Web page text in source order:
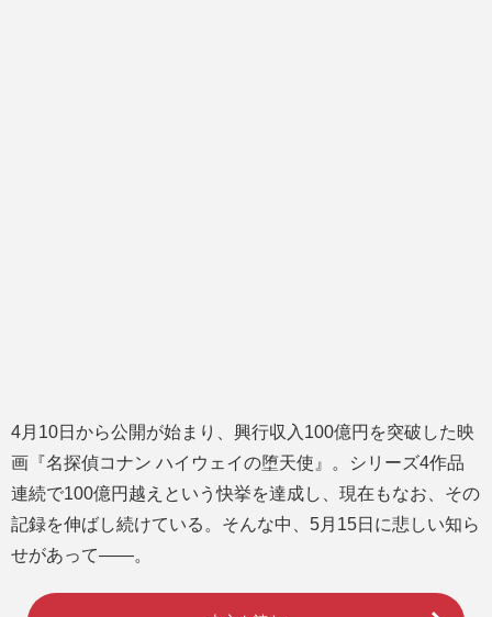
4月10日から公開が始まり、興行収入100億円を突破した映
画『名探偵コナン ハイウェイの堕天使』。シリーズ4作品
連続で100億円越えという快挙を達成し、現在もなお、その
記録を伸ばし続けている。そんな中、5月15日に悲しい知ら
せがあって――。